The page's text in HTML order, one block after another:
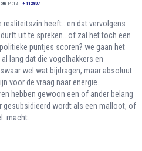
14:12 + 112807
realiteitszin heeft.. en dat vervolgens
uit te spreken.. of zal het toch een
puntjes scoren? we gaan het
lang dat die vogelhakkers en
wel wat bijdragen, maar absoluut
voor de vraag naar energie.
hebben gewoon een of ander belang
gesubsidieerd wordt als een malloot, of
macht.